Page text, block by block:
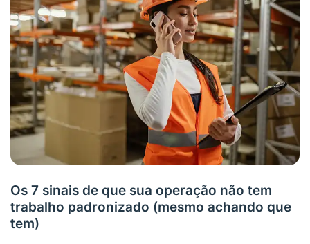
Os 7 sinais de que sua operação não tem
trabalho padronizado (mesmo achando que
tem)